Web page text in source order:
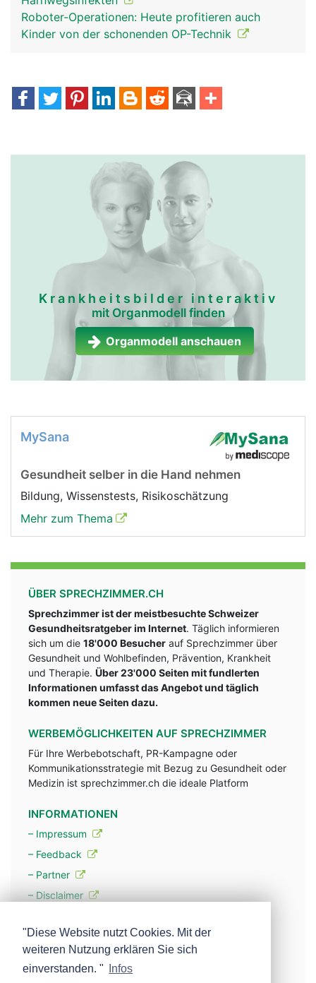
Roboter-Operationen: Heute profitieren auch
Kinder von der schonenden OP-Technik
Krankheitsbilder interaktiv
mit Organmodell finden
Organmodell anschauen
MySana
Gesundheit selber in die Hand nehmen
Bildung, Wissenstests, Risikoschätzung
Mehr zum Thema
ÜBER SPRECHZIMMER.CH
Sprechzimmer ist der meistbesuchte Schweizer
Gesundheitsratgeber im Internet. Täglich informieren
sich um die 18'000 Besucher auf Sprechzimmer über
Gesundheit und Wohlbefinden, Prävention, Krankheit
und Therapie. Über 23'000 Seiten mit fundlerten
Informationen umfasst das Angebot und täglich
kommen neue Seiten dazu.
WERBEMÖGLICHKEITEN AUF SPRECHZIMMER
Für Ihre Werbebotschaft, PR-Kampagne oder
Kommunikationsstrategie mit Bezug zu Gesundheit oder
Medizin ist sprechzimmer.ch die ideale Platform
INFORMATIONEN
– Impressum
– Feedback
– Partner
– Disclaimer
– Werbung
– Mehr über unsere Experten
"Diese Website nutzt Cookies. Mit der
weiteren Nutzung erklären Sie sich
einverstanden. "
Infos